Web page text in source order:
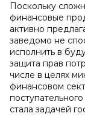
Поскольку
финансовые
активно
заведомо не
исполнить в
защита прав
числе в целях
финансовом
стала задачей